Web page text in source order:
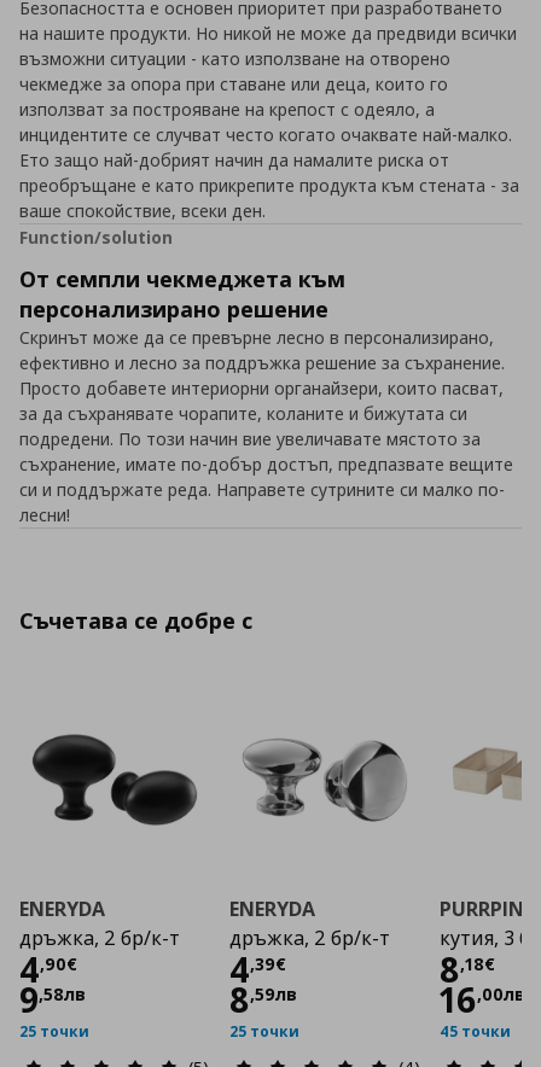
Безопасността е основен приоритет при разработването
на нашите продукти. Но никой не може да предвиди всички
възможни ситуации - като използване на отворено
чекмедже за опора при ставане или деца, които го
използват за построяване на крепост с одеяло, а
инцидентите се случват често когато очаквате най-малко.
Ето защо най-добрият начин да намалите риска от
преобръщане е като прикрепите продукта към стената - за
ваше спокойствие, всеки ден.
Function/solution
От семпли чекмеджета към
персонализирано решение
Скринът може да се превърне лесно в персонализирано,
ефективно и лесно за поддръжка решение за съхранение.
Просто добавете интериорни органайзери, които пасват,
за да съхранявате чорапите, коланите и бижутата си
подредени. По този начин вие увеличавате мястото за
съхранение, имате по-добър достъп, предпазвате вещите
си и поддържате реда. Направете сутрините си малко по-
лесни!
Съчетава се добре с
ENERYDA
дръжка, 2 бр/к-т
4,90€
Цена
9,58лв
25 точки
ENERYDA
дръжка, 2 бр/к-т
4,39€
Цена
8,59лв
25 точки
кутия, 3
8,18€
Цена
16,00лв
45 точки